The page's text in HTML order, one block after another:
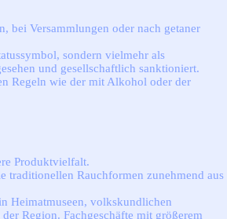
bei Versammlungen oder nach getaner
sondern vielmehr als
und gesellschaftlich sanktioniert.
Regeln wie der mit Alkohol oder der
Produktvielfalt.
traditionellen Rauchformen zunehmend aus
Heimatmuseen, volkskundlichen
Region. Fachgeschäfte mit größerem